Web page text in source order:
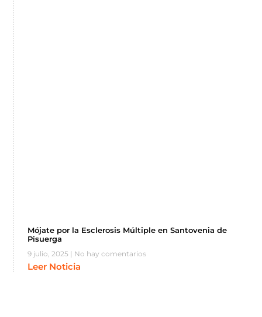
Mójate por la Esclerosis Múltiple en Santovenia de
Pisuerga
9 julio, 2025 No hay comentarios
Leer Noticia